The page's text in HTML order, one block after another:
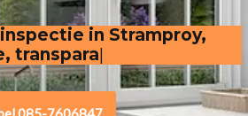
in Stramproy,
offerte